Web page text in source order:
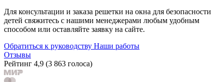
Для консультации и заказа решетки на окна для безопасности
детей свяжитесь с нашими менеджерами любым удобным
способом или оставляйте заявку на сайте.
Обратиться к руководству Наши работы
Отзывы
Рейтинг 4,9 (3 863 голоса)